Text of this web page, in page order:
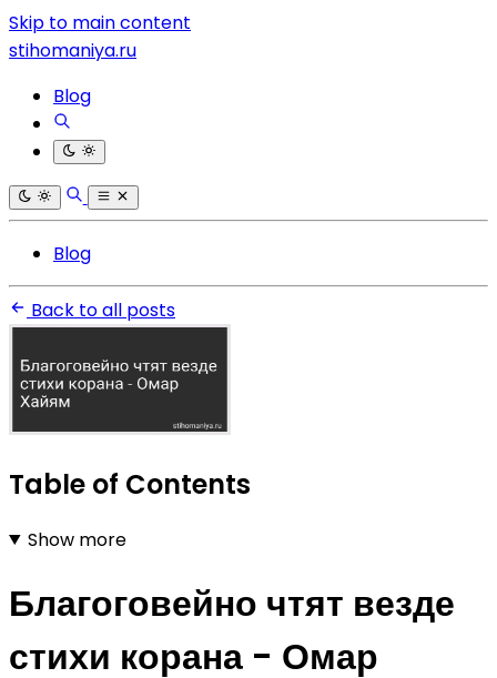
Skip to main content
stihomaniya.ru
Blog
Blog
Back to all posts
Table of Contents
Show more
Благоговейно чтят везде
стихи корана - Омар